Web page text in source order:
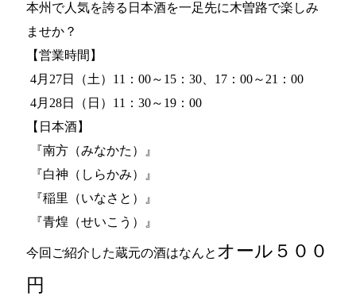
本州で人気を誇る日本酒を一足先に木曽路で楽しみ
ませか？
【営業時間】
4月27日（土）11：00～15：30、17：00～21：00
4月28日（日）11：30～19：00
【日本酒】
『南方（みなかた）』
『白神（しらかみ）』
『稲里（いなさと）』
『青煌（せいこう）』
今回ご紹介した蔵元の酒はなんと オール５００
円